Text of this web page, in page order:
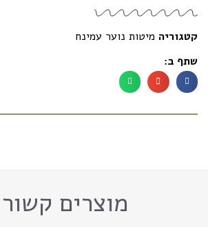
קטגוריה מיטות נוער עמינח
שתף ב:
מוצרים